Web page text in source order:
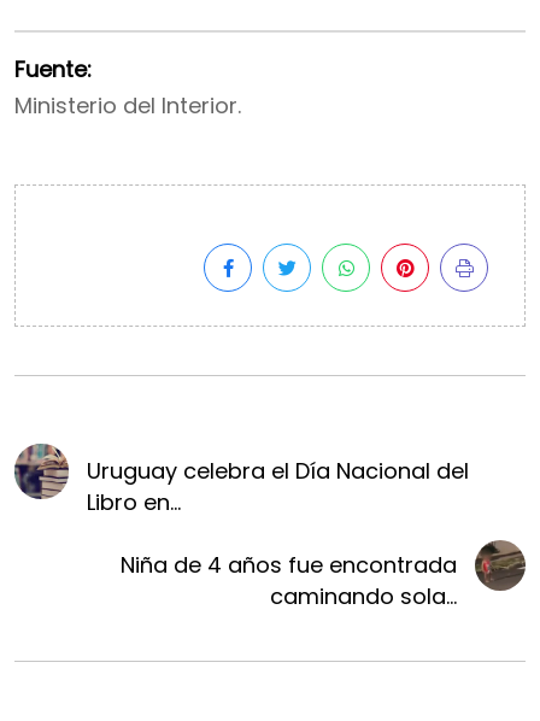
Fuente:
Ministerio del Interior.
Uruguay celebra el Día Nacional del
Libro en...
Niña de 4 años fue encontrada
caminando sola...